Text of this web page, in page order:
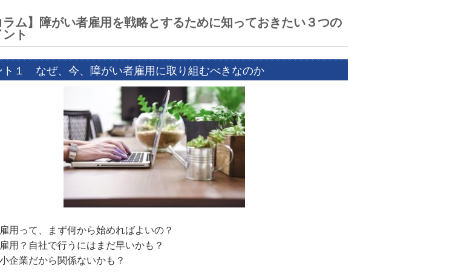
ラム】障がい者雇用を戦略とするために知っておきたい３つの
ト
ト１ なぜ、今、障がい者雇用に取り組むべきなのか
用って、まず何から始めればよいの？
用？自社で行うにはまだ早いかも？
企業だから関係ないかも？